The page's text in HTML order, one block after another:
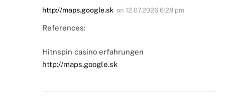
http://maps.google.sk on 12.07.2026 6:28 pm
References:
Hitnspin casino erfahrungen
http://maps.google.sk